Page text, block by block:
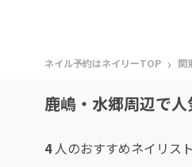
ネイル予約はネイリーTOP › 関
鹿嶋・水郷周辺で
4人のおすすめネイリスト